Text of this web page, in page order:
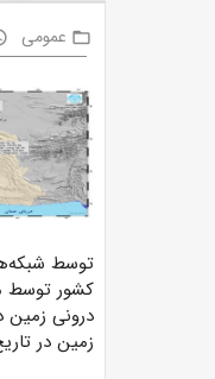
folder_open عمومی
زمین در تاریخ ۱۸ دی در حوالی ساغند یزد